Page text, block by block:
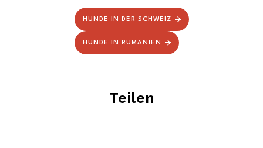
HUNDE IN DER SCHWEIZ
HUNDE IN RUMÄNIEN
Teilen